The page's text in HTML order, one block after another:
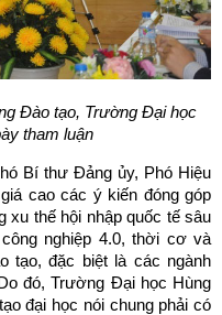
Đào tạo, Trường Đại học
tham luận
Bí thư Đảng ủy, Phó Hiệu
cao các ý kiến đóng góp
xu thế hội nhập quốc tế sâu
nghiệp 4.0, thời cơ và
tạo, đặc biệt là các ngành
đó, Trường Đại học Hùng
đại học nói chung phải có